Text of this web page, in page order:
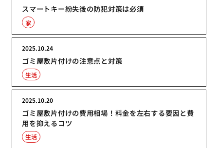
スマートキー紛失後の防犯対策は必須
家
ゴミ屋敷片付けの注意点と対策
2025.10.24
生活
ゴミ屋敷片付けの費用相場！料金を左右する要因と費
用を抑えるコツ
2025.10.20
生活